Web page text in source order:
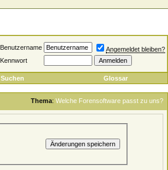
Benutzername
Angemeldet bleiben?
Kennwort
Suchen Glossar
Thema: Welche Forensoftware passt zu uns?